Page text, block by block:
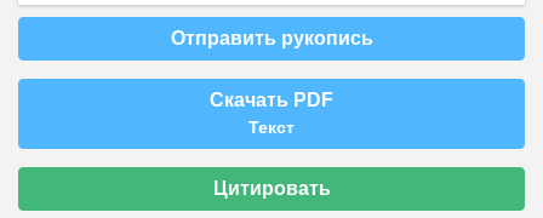
Отправить рукопись
Скачать PDF
Текст
Цитировать